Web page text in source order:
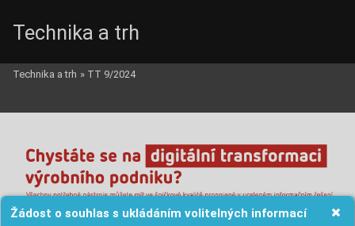
Žádost o souhlas s ukládáním volitelných informací
Technika a trh
Technika a trh » TT 9/2024